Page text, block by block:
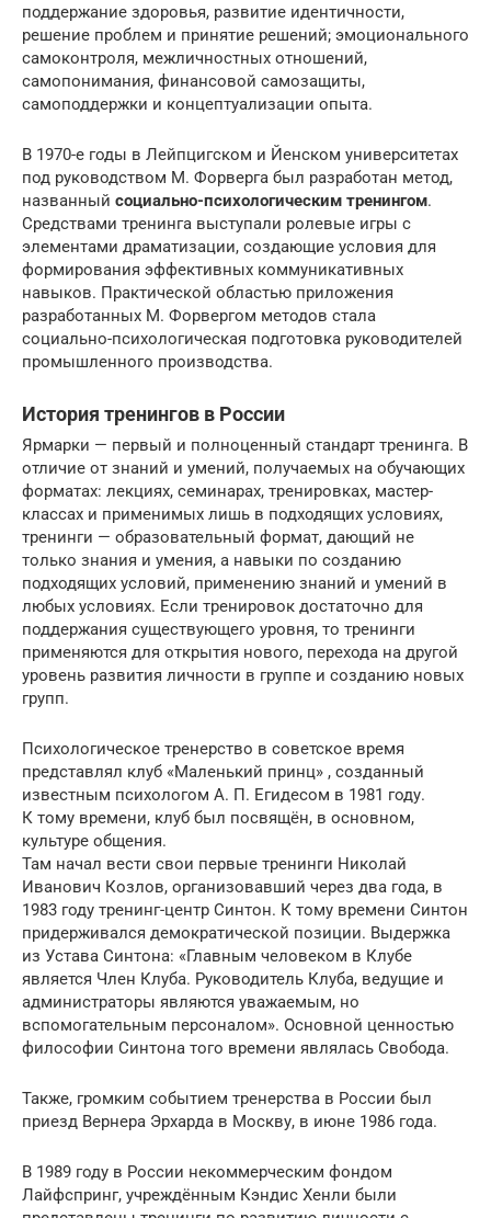
поддержание здоровья, развитие идентичности,
решение проблем и принятие решений; эмоционального
самоконтроля, межличностных отношений,
самопонимания, финансовой самозащиты,
самоподдержки и концептуализации опыта.
В 1970-е годы в Лейпцигском и Йенском университетах
под руководством М. Форверга был разработан метод,
названный социально-психологическим тренингом.
Средствами тренинга выступали ролевые игры с
элементами драматизации, создающие условия для
формирования эффективных коммуникативных
навыков. Практической областью приложения
разработанных М. Форвергом методов стала
социально-психологическая подготовка руководителей
промышленного производства.
История тренингов в России
Ярмарки — первый и полноценный стандарт тренинга. В
отличие от знаний и умений, получаемых на обучающих
форматах: лекциях, семинарах, тренировках, мастер-
классах и применимых лишь в подходящих условиях,
тренинги — образовательный формат, дающий не
только знания и умения, а навыки по созданию
подходящих условий, применению знаний и умений в
любых условиях. Если тренировок достаточно для
поддержания существующего уровня, то тренинги
применяются для открытия нового, перехода на другой
уровень развития личности в группе и созданию новых
групп.
Психологическое тренерство в советское время
представлял клуб «Маленький принц» , созданный
известным психологом А. П. Егидесом в 1981 году.
К тому времени, клуб был посвящён, в основном,
культуре общения.
Там начал вести свои первые тренинги Николай
Иванович Козлов, организовавший через два года, в
1983 году тренинг-центр Синтон. К тому времени Синтон
придерживался демократической позиции. Выдержка
из Устава Синтона: «Главным человеком в Клубе
является Член Клуба. Руководитель Клуба, ведущие и
администраторы являются уважаемым, но
вспомогательным персоналом». Основной ценностью
философии Синтона того времени являлась Свобода.
Также, громким событием тренерства в России был
приезд Вернера Эрхарда в Москву, в июне 1986 года.
В 1989 году в России некоммерческим фондом
Лайфспринг, учреждённым Кэндис Хенли были